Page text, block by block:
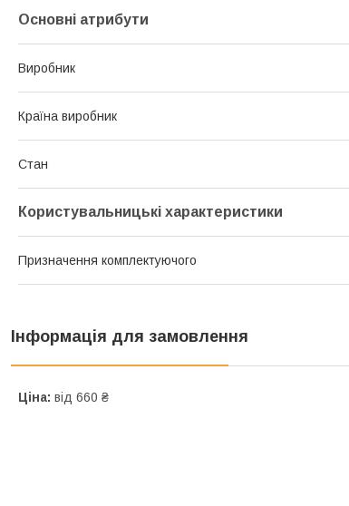
Основні атрибути
Виробник
Країна виробник
Стан
Користувальницькі характеристики
Призначення комплектуючого
Інформація для замовлення
Ціна: від 660 ₴